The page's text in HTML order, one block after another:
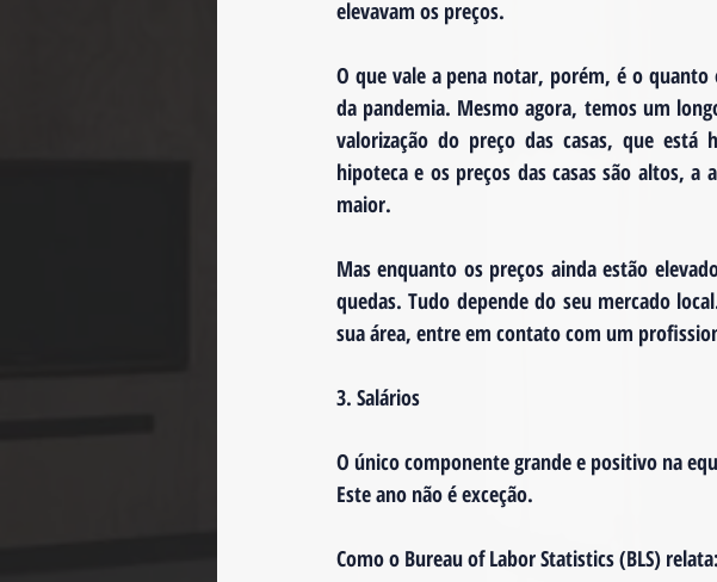
elevavam os preços.
O que vale a pena notar, porém, é o quanto
da pandemia. Mesmo agora, temos um
valorização do preço das casas, que
hipoteca e os preços das casas são altos,
maior.
Mas enquanto os preços ainda estão
quedas. Tudo depende do seu mercado
sua área, entre em contato com um
3. Salários
O único componente grande e positivo na
Este ano não é exceção.
Como o Bureau of Labor Statistics (BLS) relata: